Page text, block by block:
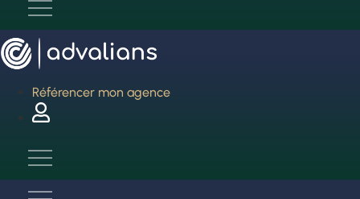
Référencer mon agence